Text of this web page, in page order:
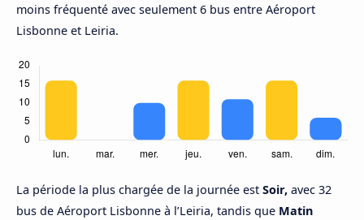
moins fréquenté avec seulement 6 bus entre Aéroport
Lisbonne et Leiria.
La période la plus chargée de la journée est Soir, avec 32
bus de Aéroport Lisbonne à l’Leiria, tandis que Matin